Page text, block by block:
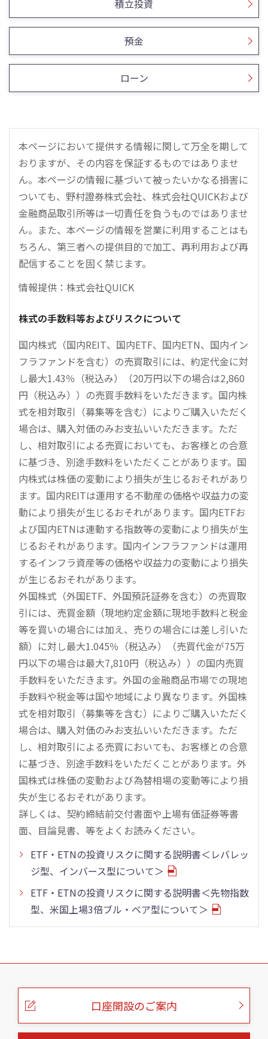
積立投資
預金
ローン
本ページにおいて提供する情報に関して万全を期して
おりますが、その内容を保証するものではありませ
ん。本ページの情報に基づいて被ったいかなる損害に
ついても、野村證券株式会社、株式会社QUICKおよび
金融商品取引所等は一切責任を負うものではありませ
ん。また、本ページの情報を営業に利用することはも
ちろん、第三者への提供目的で加工、再利用および再
配信することを固く禁じます。
情報提供：株式会社QUICK
株式の手数料等およびリスクについて
国内株式（国内REIT、国内ETF、国内ETN、国内イン
フラファンドを含む）の売買取引には、約定代金に対
し最大1.43％（税込み）（20万円以下の場合は2,860
円（税込み））の売買手数料をいただきます。国内株
式を相対取引（募集等を含む）によりご購入いただく
場合は、購入対価のみお支払いいただきます。ただ
し、相対取引による売買においても、お客様との合意
に基づき、別途手数料をいただくことがあります。国
内株式は株価の変動により損失が生じるおそれがあり
ます。国内REITは運用する不動産の価格や収益力の変
動により損失が生じるおそれがあります。国内ETFお
よび国内ETNは連動する指数等の変動により損失が生
じるおそれがあります。国内インフラファンドは運用
するインフラ資産等の価格や収益力の変動により損失
が生じるおそれがあります。
外国株式（外国ETF、外国預託証券を含む）の売買取
引には、売買金額（現地約定金額に現地手数料と税金
等を買いの場合には加え、売りの場合には差し引いた
額）に対し最大1.045％（税込み）（売買代金が75万
円以下の場合は最大7,810円（税込み））の国内売買
手数料をいただきます。外国の金融商品市場での現地
手数料や税金等は国や地域により異なります。外国株
式を相対取引（募集等を含む）によりご購入いただく
場合は、購入対価のみお支払いいただきます。ただ
し、相対取引による売買においても、お客様との合意
に基づき、別途手数料をいただくことがあります。外
国株式は株価の変動および為替相場の変動等により損
失が生じるおそれがあります。
詳しくは、契約締結前交付書面や上場有価証券等書
面、目論見書、等をよくお読みください。
ETF・ETNの投資リスクに関する説明書＜レバレッ
ジ型、インバース型について＞
ETF・ETNの投資リスクに関する説明書＜先物指数
型、米国上場3倍ブル・ベア型について＞
こ
口座開設のご案内